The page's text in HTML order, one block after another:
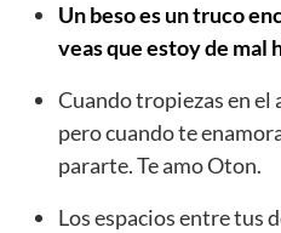
Un beso es un truco
veas que estoy de mal
Cuando tropiezas en el
pero cuando te
pararte. Te amo Oton.
Los espacios entre tus